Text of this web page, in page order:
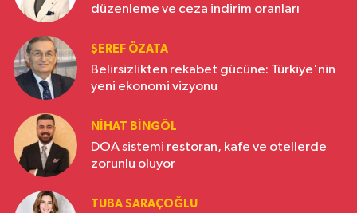
düzenleme ve ceza indirim oranları
ŞEREF ÖZATA
Belirsizlikten rekabet gücüne: Türkiye'nin
yeni ekonomi vizyonu
NIHAT BINGÖL
DOA sistemi restoran, kafe ve otellerde
zorunlu oluyor
TUBA SARAÇOĞLU